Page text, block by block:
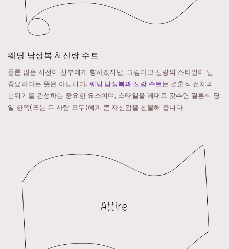
웨딩 남성복 & 신랑 수트
물론 많은 시선이 신부에게 향하겠지만, 그렇다고 신랑의 스타일이 덜
중요하다는 뜻은 아닙니다. 웨딩 남성복과 신랑 수트는 결혼식 전체의
분위기를 완성하는 중요한 요소이며, 스타일을 제대로 갖추면 결혼식 당
일 한쪽(또는 두 사람 모두)에게 큰 자신감을 선물해 줍니다.